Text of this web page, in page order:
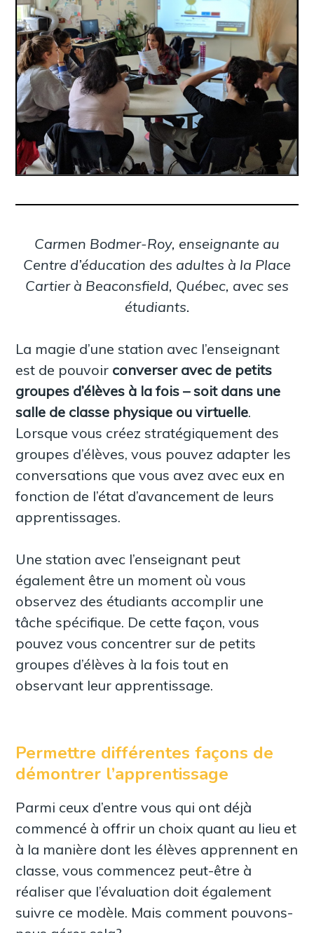
Carmen Bodmer-Roy, enseignante au
Centre d’éducation des adultes à la Place
Cartier à Beaconsfield, Québec, avec ses
étudiants.
La magie d’une station avec l’enseignant
est de pouvoir converser avec de petits
groupes d’élèves à la fois – soit dans une
salle de classe physique ou virtuelle.
Lorsque vous créez stratégiquement des
groupes d’élèves, vous pouvez adapter les
conversations que vous avez avec eux en
fonction de l’état d’avancement de leurs
apprentissages.
Une station avec l’enseignant peut
également être un moment où vous
observez des étudiants accomplir une
tâche spécifique. De cette façon, vous
pouvez vous concentrer sur de petits
groupes d’élèves à la fois tout en
observant leur apprentissage.
Permettre différentes façons de
démontrer l’apprentissage
Parmi ceux d’entre vous qui ont déjà
commencé à offrir un choix quant au lieu et
à la manière dont les élèves apprennent en
classe, vous commencez peut-être à
réaliser que l’évaluation doit également
suivre ce modèle. Mais comment pouvons-